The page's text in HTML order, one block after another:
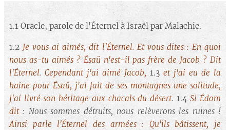
1.1 Oracle, parole de l'Éternel à Israël par Malachie.
1.2 Je vous ai aimés, dit l'Éternel. Et vous dites : En quoi
nous as-tu aimés ? Ésaü n'est-il pas frère de Jacob ? Dit
l'Éternel. Cependant j'ai aimé Jacob, 1.3 et j'ai eu de la
haine pour Ésaü, j'ai fait de ses montagnes une solitude,
j'ai livré son héritage aux chacals du désert. 1.4Si Édom
dit: Nous sommes détruits, nous relèverons les ruines !
Ainsi parle l'Éternel des armées : Qu'ils bâtissent, je